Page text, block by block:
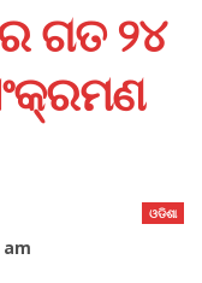
ଗତ ୨୪
ଓଡିଶା
am